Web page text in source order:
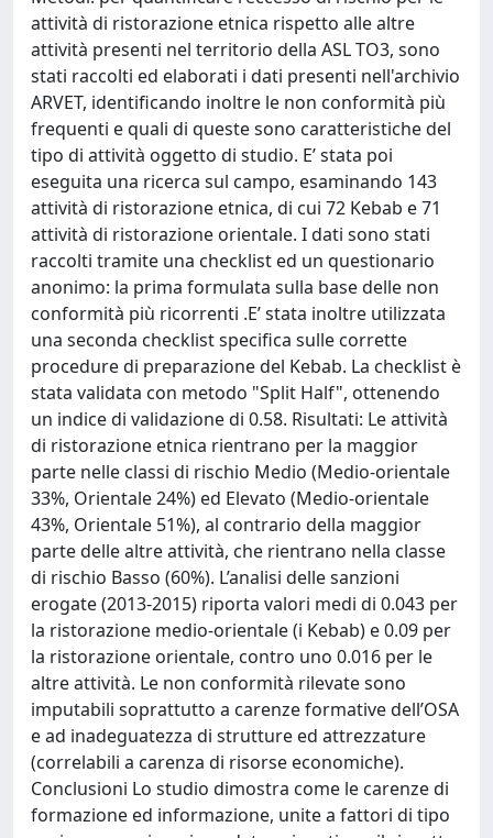
attività di ristorazione etnica rispetto alle altre
attività presenti nel territorio della ASL TO3, sono
stati raccolti ed elaborati i dati presenti nell'archivio
ARVET, identificando inoltre le non conformità più
frequenti e quali di queste sono caratteristiche del
tipo di attività oggetto di studio. E’ stata poi
eseguita una ricerca sul campo, esaminando 143
attività di ristorazione etnica, di cui 72 Kebab e 71
attività di ristorazione orientale. I dati sono stati
raccolti tramite una checklist ed un questionario
anonimo: la prima formulata sulla base delle non
conformità più ricorrenti .E’ stata inoltre utilizzata
una seconda checklist specifica sulle corrette
procedure di preparazione del Kebab. La checklist è
stata validata con metodo "Split Half", ottenendo
un indice di validazione di 0.58. Risultati: Le attività
di ristorazione etnica rientrano per la maggior
parte nelle classi di rischio Medio (Medio-orientale
33%, Orientale 24%) ed Elevato (Medio-orientale
43%, Orientale 51%), al contrario della maggior
parte delle altre attività, che rientrano nella classe
di rischio Basso (60%). L’analisi delle sanzioni
erogate (2013-2015) riporta valori medi di 0.043 per
la ristorazione medio-orientale (i Kebab) e 0.09 per
la ristorazione orientale, contro uno 0.016 per le
altre attività. Le non conformità rilevate sono
imputabili soprattutto a carenze formative dell’OSA
e ad inadeguatezza di strutture ed attrezzature
(correlabili a carenza di risorse economiche).
Conclusioni Lo studio dimostra come le carenze di
formazione ed informazione, unite a fattori di tipo